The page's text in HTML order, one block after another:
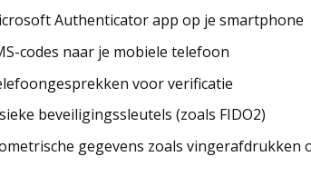
Authenticator app op je smartphone
codes naar je mobiele telefoon
voor verificatie
beveiligingssleutels (zoals FIDO2)
gegevens zoals vingerafdrukken